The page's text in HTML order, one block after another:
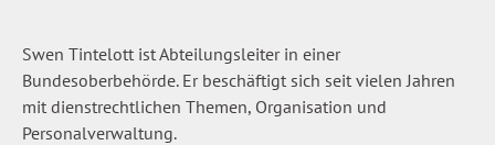
Swen Tintelott ist Abteilungsleiter in einer
Bundesoberbehörde. Er beschäftigt sich seit vielen Jahren
mit dienstrechtlichen Themen, Organisation und
Personalverwaltung.